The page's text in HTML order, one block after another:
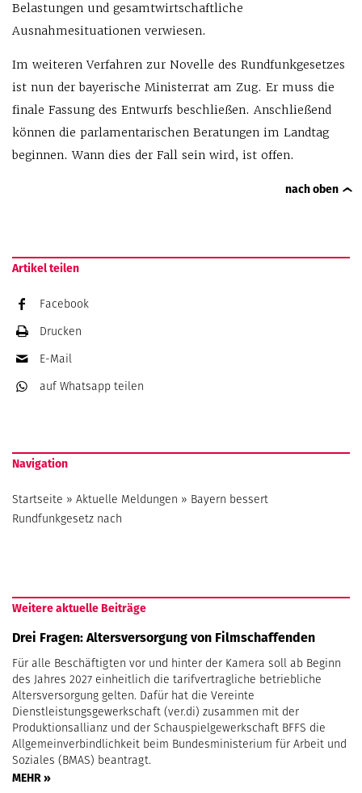
Belastungen und gesamtwirtschaftliche
Ausnahmesituationen verwiesen.
Im weiteren Verfahren zur Novelle des Rundfunkgesetzes
ist nun der bayerische Ministerrat am Zug. Er muss die
finale Fassung des Entwurfs beschließen. Anschließend
können die parlamentarischen Beratungen im Landtag
beginnen. Wann dies der Fall sein wird, ist offen.
nach oben
Artikel teilen
Facebook
Drucken
E-Mail
auf Whatsapp teilen
Navigation
Startseite » Aktuelle Meldungen » Bayern bessert
Rundfunkgesetz nach
Weitere aktuelle Beiträge
Drei Fragen: Altersversorgung von Filmschaffenden
Für alle Beschäftigten vor und hinter der Kamera soll ab Beginn
des Jahres 2027 einheitlich die tarifvertragliche betriebliche
Altersversorgung gelten. Dafür hat die Vereinte
Dienstleistungsgewerkschaft (ver.di) zusammen mit der
Produktionsallianz und der Schauspielgewerkschaft BFFS die
Allgemeinverbindlichkeit beim Bundesministerium für Arbeit und
Soziales (BMAS) beantragt.
MEHR »